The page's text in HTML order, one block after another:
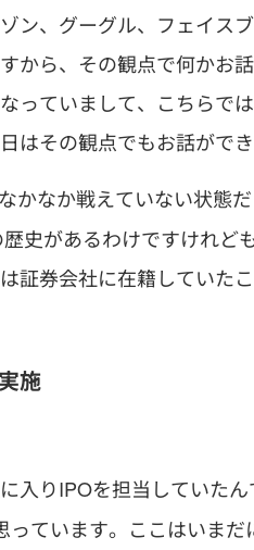
ン、グーグル、フェイス
から、その観点で何かお
っていまして、こちらで
はその観点でもお話ができ
かなか戦えていない状態
史があるわけですけれど
証券会社に在籍していた
施
入りIPOを担当していた
ています。ここはいま